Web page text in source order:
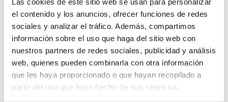
el contenido y los anuncios, ofrecer funciones de redes
sociales y analizar el tráfico. Además, compartimos
información sobre el uso que haga del sitio web con
nuestros partners de redes sociales, publicidad y análisis
web, quienes pueden combinarla con otra información
que les haya proporcionado o que hayan recopilado a
partir del uso que haya hecho de sus servicios.
¡Descubre más propiedades!